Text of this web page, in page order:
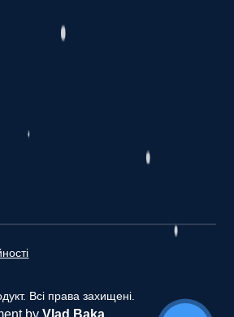
кт
Всі права захищені.